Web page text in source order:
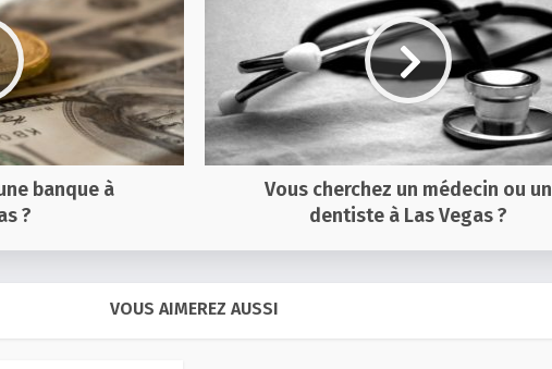
banque à
?
Vous cherchez un médecin ou un
dentiste à Las Vegas ?
VOUS AIMEREZ AUSSI